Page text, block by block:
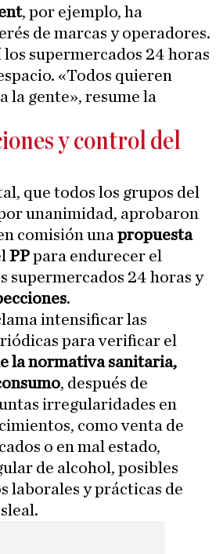
, por ejemplo, ha
de marcas y operadores.
supermercados 24 horas
«Todos quieren
la gente», resume la
y control del
que todos los grupos del
unanimidad, aprobaron
comisión una propuesta
PPpara endurecer el
supermercados 24 horas y
.
intensificar las
para verificar el
la normativa sanitaria,
, después de
irregularidades en
como venta de
o en mal estado,
de alcohol, posibles
laborales y prácticas de